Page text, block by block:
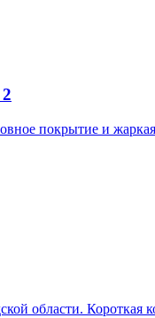
покрытие и
области. Короткая